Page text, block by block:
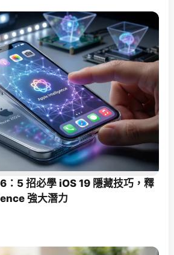
5 招必學 iOS 19 隱藏技巧，釋
強大潛力